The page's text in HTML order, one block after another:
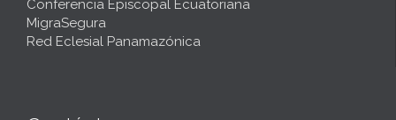
Conferencia Episcopal Ecuatoriana
MigraSegura
Red Eclesial Panamazónica